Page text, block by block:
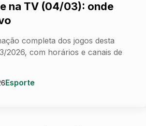
na TV (04/03): onde
completa dos jogos desta
2026, com horários e canais de
Esporte